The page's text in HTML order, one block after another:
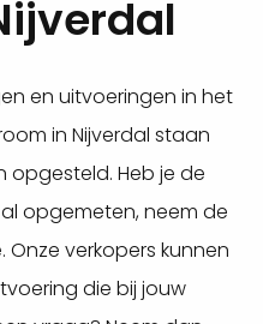
en uitvoeringen in het
in Nijverdal staan
opgesteld. Heb je de
opgemeten, neem de
verkopers kunnen
die bij jouw